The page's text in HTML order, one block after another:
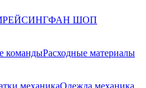
ФАН ШОП
командыРасходные материалы
механикаОдежда механика